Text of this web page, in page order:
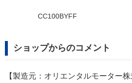
CC100BYFF
ショップからのコメント
【製造元：オリエンタルモーター